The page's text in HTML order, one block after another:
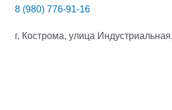
8 (980) 776-91-16
г. Кострома, улица